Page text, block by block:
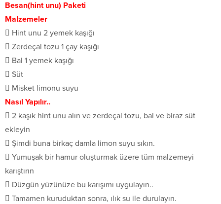
Besan(hint unu) Paketi
Malzemeler
 Hint unu 2 yemek kaşığı
 Zerdeçal tozu 1 çay kaşığı
 Bal 1 yemek kaşığı
 Süt
 Misket limonu suyu
Nasıl Yapılır..
 2 kaşık hint unu alın ve zerdeçal tozu, bal ve biraz süt
ekleyin
 Şimdi buna birkaç damla limon suyu sıkın.
 Yumuşak bir hamur oluşturmak üzere tüm malzemeyi
karıştırın
 Düzgün yüzünüze bu karışımı uygulayın..
 Tamamen kuruduktan sonra, ılık su ile durulayın.